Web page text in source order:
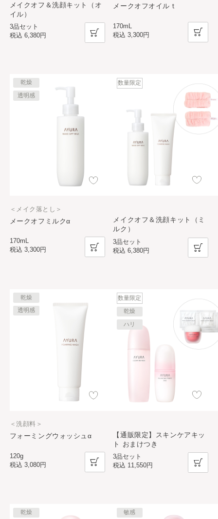
メイクオフ＆洗顔キット（オ
イル）
3品セット
税込 6,380円
メークオフオイルｔ
170mL
税込3,300円
メークオフミルクα
乾燥
透明感
＜メイク落とし＞
170mL
税込 3,300円
メイクオフ＆洗顔キット（ミ
ルク）
数量限定
3品セット
税込6,380円
フォーミングウォッシュα
乾燥
透明感
＜洗顔料＞
120g
税込 3,080円
【通販限定】スキンケアキッ
ト おまけつき
数量限定
乾燥
ハリ
3品セット
税込 11,550円
乾燥 敏感